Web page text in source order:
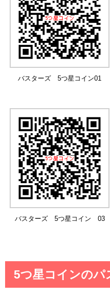
バスターズ 5つ星コイン01
バスターズ 5つ星コイン 03
5つ星コインのパ